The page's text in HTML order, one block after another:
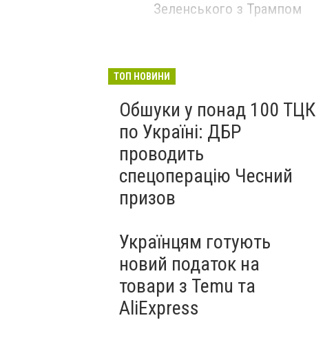
Зеленського з Трампом
ТОП НОВИНИ
Обшуки у понад 100 ТЦК
по Україні: ДБР
проводить
спецоперацію Чесний
призов
Українцям готують
новий податок на
товари з Temu та
AliExpress